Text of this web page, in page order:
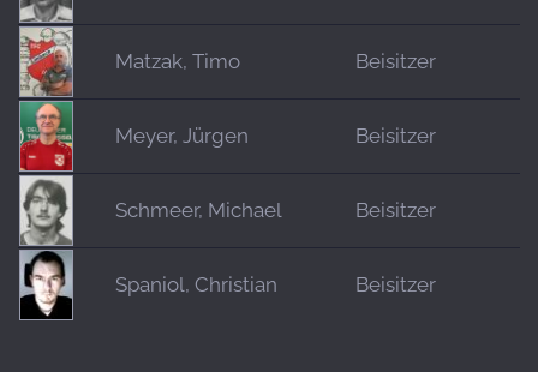
Matzak, Timo Beisitzer
Meyer, Jürgen Beisitzer
Schmeer, Michael Beisitzer
Spaniol, Christian Beisitzer